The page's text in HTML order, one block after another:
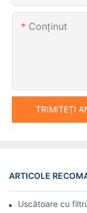
Conţinut
TRIMITEȚI
ARTICOLE
Uscătoare cu